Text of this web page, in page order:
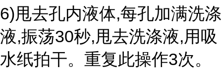
6)甩去孔内液体,每孔加满洗涤
液,振荡30秒,甩去洗涤液,用吸
水纸拍干。重复此操作3次。